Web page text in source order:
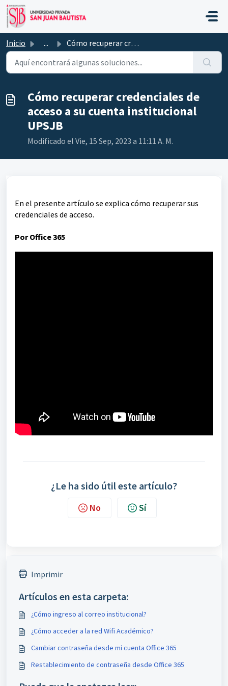
Saltar al contenido principal
Inicio ... Cómo recuperar credenciales de acceso a su cuenta institu...
Cómo recuperar credenciales de
acceso a su cuenta institucional
UPSJB
Modificado el Vie, 15 Sep, 2023 a 11:11 A. M.
En el presente artículo se explica cómo recuperar sus
credenciales de acceso.
Por Office 365
¿Le ha sido útil este artículo?
No Sí
Imprimir
Artículos en esta carpeta:
¿Cómo ingreso al correo institucional?
¿Cómo acceder a la red Wifi Académico?
Cambiar contraseña desde mi cuenta Office 365
Restablecimiento de contraseña desde Office 365